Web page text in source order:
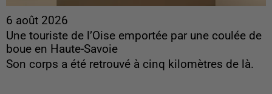
6 août 2026
Une touriste de l’Oise emportée par une coulée de
boue en Haute-Savoie
Son corps a été retrouvé à cinq kilomètres de là.